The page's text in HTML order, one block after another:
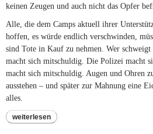
keinen Zeugen und auch nicht das Opfer
Alle, die dem Camps aktuell ihrer
hoffen, es würde endlich verschwinden,
sind Tote in Kauf zu nehmen. Wer schweigt
macht sich mitschuldig. Die Polizei macht
macht sich mitschuldig. Augen und Ohren
ausstehen – und später zur Mahnung eine
alles.
weiterlesen